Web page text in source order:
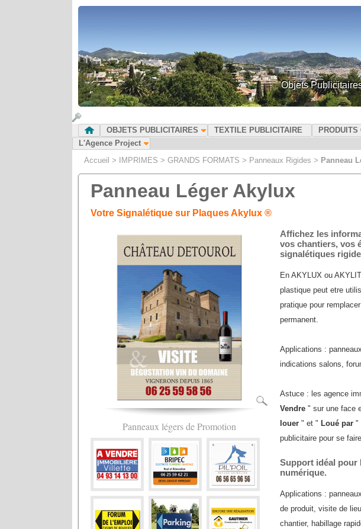
Objets
OBJETS PUBLICITAIRES TEXTILE PUBLICITAIRE PRODUITS
L'Agence Project
Accueil > IMPRIMES > GRANDS FORMATS > Panneaux Rigides > Panneau
Panneau Léger Akylux
Votre Signalétique sur Plaques Akylux ®
Panneaux légers de Promotion
Affichez les
vos chantiers, vos
signalétiques
En AKYLUX ou
plastique peut etre
pratique pour
permanent.
Applications :
indications salons,
Astuce : les agence
Vendre " sur une face
louer " et " Loué par "
publicitaire pour se
Support idéal pour
numérique.
Applications :
de produit, visite de
chantier, habillage